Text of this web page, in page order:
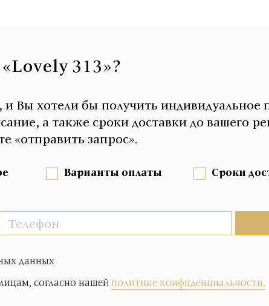
313»?
и Вы хотели бы получить индивидуальное
а также сроки доставки до вашего
запрос».
Варианты оплаты Сроки
данных
согласно нашейполитике конфиденциальности.